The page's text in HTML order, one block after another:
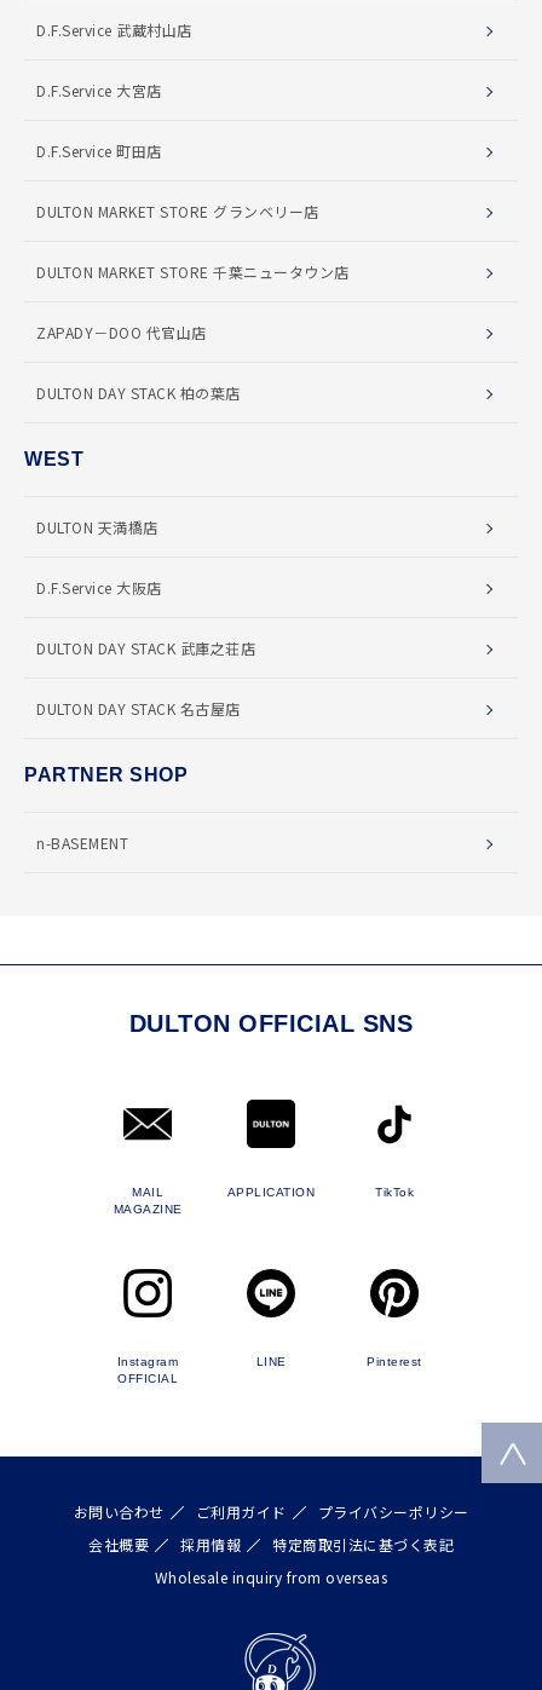
D.F.Service 武蔵村山店
D.F.Service 大宮店
D.F.Service 町田店
DULTON MARKET STORE グランベリー店
DULTON MARKET STORE 千葉ニュータウン店
ZAPADY－DOO 代官山店
DULTON DAY STACK 柏の葉店
WEST
DULTON 天満橋店
D.F.Service 大阪店
DULTON DAY STACK 武庫之荘店
DULTON DAY STACK 名古屋店
PARTNER SHOP
n-BASEMENT
DULTON OFFICIAL SNS
MAIL
MAGAZINE
APPLICATION TikTok
Instagram
OFFICIAL
LINE Pinterest
お問い合わせ ご利用ガイド
プライバシーポリシー
会社概要
採用情報
特定商取引法に基づく表記
Wholesale inquiry from overseas